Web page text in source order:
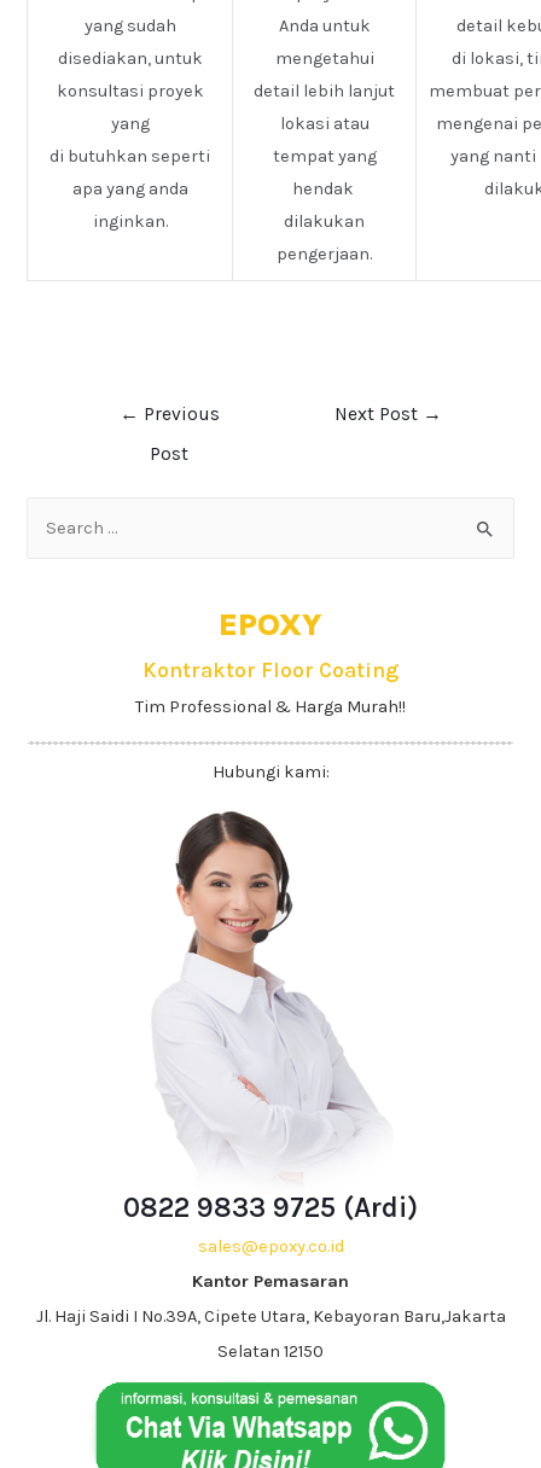
yang sudah
disediakan, untuk
konsultasi proyek
yang
di butuhkan seperti
apa yang anda
inginkan.
Anda untuk
mengetahui
detail lebih lanjut
lokasi atau
tempat yang
hendak
dilakukan
pengerjaan.
detail
di lokasi,
membuat
mengenai
yang nanti
← Previous
Post
Next Post →
EPOXY
Kontraktor Floor Coating
Tim Professional & Harga Murah!!
Hubungi kami:
0822 9833 9725 (Ardi)
sales@epoxy.co.id
Kantor Pemasaran
Jl. Haji Saidi I No.39A, Cipete Utara, Kebayoran Baru,Jakarta
Selatan 12150